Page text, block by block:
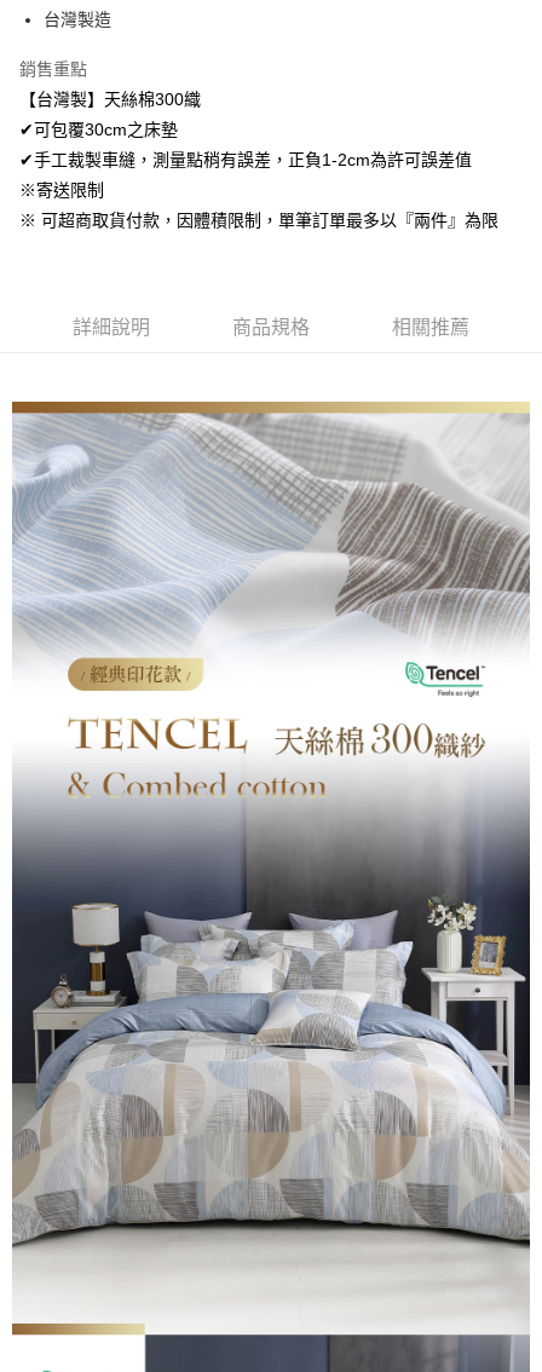
Google Pay
AFTEE先享後付
相關說明
AFTEE先享後付是「在收到商品之後才付款」的支付方式。 讓您購物簡單
便利好安心！
１．簡單：不需註冊會員、不需綁卡、不需儲值。
２．便利：只要手機號碼，簡訊認證，即可結帳。
３．安心：先確認商品／服務後，再付款。
２．訂單成立數日內，您將收到繳費通知簡訊。
購買商品的店家。未經商家同意取消之訂單仍視為有效，需透過AFTEE先享
後付繳納相關費用。
※ 交易是否成功請以「AFTEE先享後付 」之結帳頁面顯示為準，若有關於
是否繳費成功／繳費後需取消欲退款等相關疑問，請聯繫「AFTEE先享後付
客戶支援中心」https://netprotections.freshdesk.com/support/home
【注意事項】
１．透過由恩沛科技股份有限公司提供之「AFTEE先享後付」服務完成之交
易，需依本服務之必要範圍內提供個人資料，並將交易相關給付款項請求債
權轉讓予恩沛科技股份有限公司。
２．關於個人資料處理事宜，請瀏覽以下網址：
https://aftee.tw/terms/#terms3
３．未成年的使用者請事先徵得法定代理人或監護人之同意方可使用
「AFTEE先享後付」，若未經同意申辦者引起之損失，本公司不負相關責
４．使用「AFTEE先享後付」時，將依據個別帳號之用戶狀況，依本公司即
請求用戶進行身份認證。
ATM付款
運送方式
全家取貨付款
每筆NT$60，滿NT$499(含以上)免運費
付款後7-11取貨
每筆NT$60，滿NT$499(含以上)免運費
宅配
每筆NT$100，滿NT$499(含以上)免運費
離島宅配
每筆NT$100，滿NT$499(含以上)免運費
台灣製造
銷售重點
【台灣製】天絲棉300織
✔可包覆30cm之床墊
✔手工裁製車縫，測量點稍有誤差，正負1-2cm為許可誤差值
※寄送限制
※ 可超商取貨付款，因體積限制，單筆訂單最多以『兩件』為限
詳細說明 商品規格 相關推薦